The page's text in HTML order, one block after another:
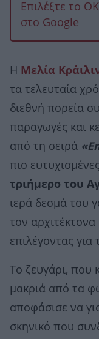
Επιλέξτε το
στο Google
Η Μελία
τα τελευταία
διεθνή πορεία
παραγωγές και
από τη σειρά
πιο
τριήμερο του
ιερά δεσμά του
τον αρχιτέκτονα
επιλέγοντας για
Το ζευγάρι, που
μακριά από τα
αποφάσισε να
σκηνικό που